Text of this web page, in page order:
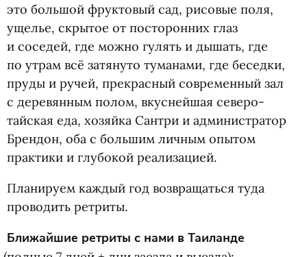
это большой фруктовый сад, рисовые поля,
ущелье, скрытое от посторонних глаз
и соседей, где можно гулять и дышать, где
по утрам всё затянуто туманами, где беседки,
пруды и ручей, прекрасный современный зал
с деревянным полом, вкуснейшая северо-
тайская еда, хозяйка Сантри и администратор
Брендон, оба с большим личным опытом
практики и глубокой реализацией.
Планируем каждый год возвращаться туда
проводить ретриты.
Ближайшие ретриты с нами в Таиланде